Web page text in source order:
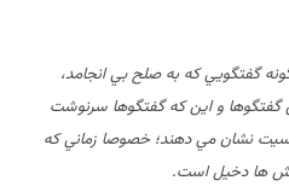
گفتگويي که به صلح بي انجامد،
گفتگوها و اين که گفتگوها سرنوشت
نشان مي دهند؛ خصوصا زماني که
ها دخيل است.